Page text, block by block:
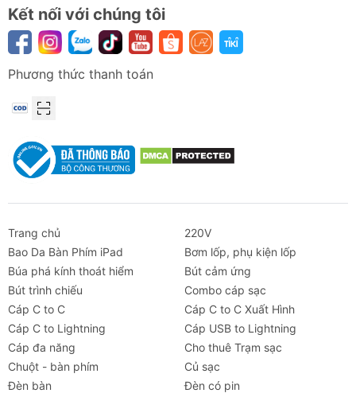
Kết nối với chúng tôi
Phương thức thanh toán
Trang chủ
220V
Bao Da Bàn Phím iPad
Bơm lốp, phụ kiện lốp
Búa phá kính thoát hiểm
Bút cảm ứng
Bút trình chiếu
Combo cáp sạc
Cáp C to C
Cáp C to C Xuất Hình
Cáp C to Lightning
Cáp USB to Lightning
Cáp đa năng
Cho thuê Trạm sạc
Chuột - bàn phím
Củ sạc
Đèn bàn
Đèn có pin